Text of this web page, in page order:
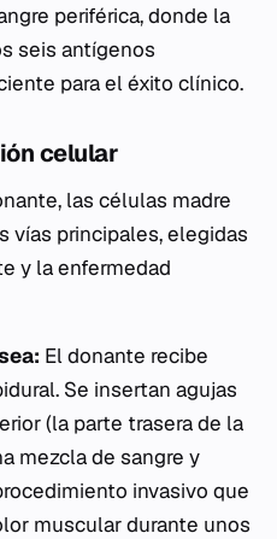
periférica, donde la
seis antígenos
para el éxito clínico.
celular
las células madre
vías principales, elegidas
y la enfermedad
El donante recibe
Se insertan agujas
(la parte trasera de la
mezcla de sangre y
invasivo que
muscular durante unos